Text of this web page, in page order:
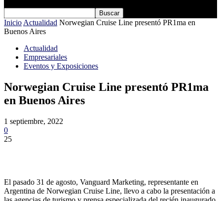
Inicio Actualidad Norwegian Cruise Line presentó PR1ma en
Buenos Aires
Actualidad
Empresariales
Eventos y Exposiciones
Norwegian Cruise Line presentó PR1ma
en Buenos Aires
1 septiembre, 2022
0
25
El pasado 31 de agosto, Vanguard Marketing, representante en
Argentina de Norwegian Cruise Line, llevo a cabo la presentación a